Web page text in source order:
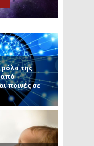
της
από
ποινές σε